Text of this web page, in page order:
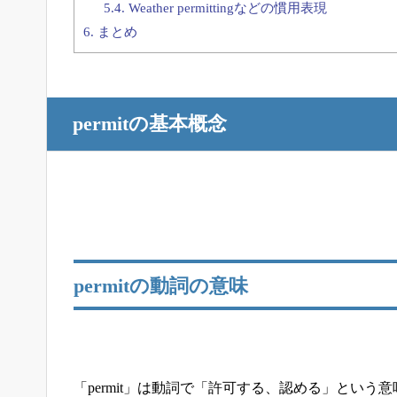
5.4. Weather permittingなどの慣用表現
6. まとめ
permitの基本概念
permitの動詞の意味
「permit」は動詞で「許可する、認める」という意